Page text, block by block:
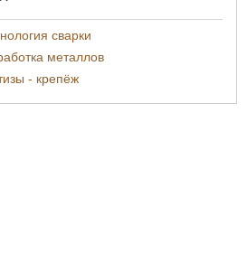
сварки
металлов
- крепёж